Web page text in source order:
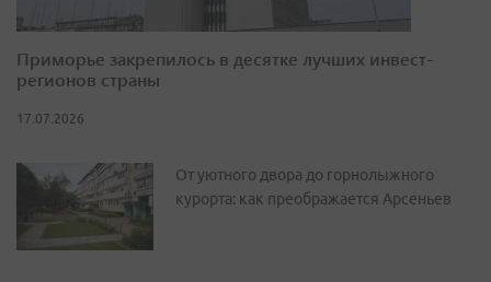
Приморье закрепилось в десятке лучших инвест-
регионов страны
17.07.2026
От уютного двора до горнолыжного
курорта: как преображается Арсеньев